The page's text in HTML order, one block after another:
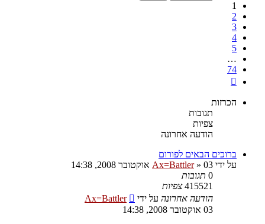
1
2
3
4
5
…
74
הכרזות
תגובות
צפיות
הודעה אחרונה
ברוכים הבאים לפורום
על ידי
Ax=Battler» 03 אוקטובר 2008, 14:38
0 תגובות
415521 צפיות
הודעה אחרונה על ידי
Ax=Battler
03 אוקטובר 2008, 14:38